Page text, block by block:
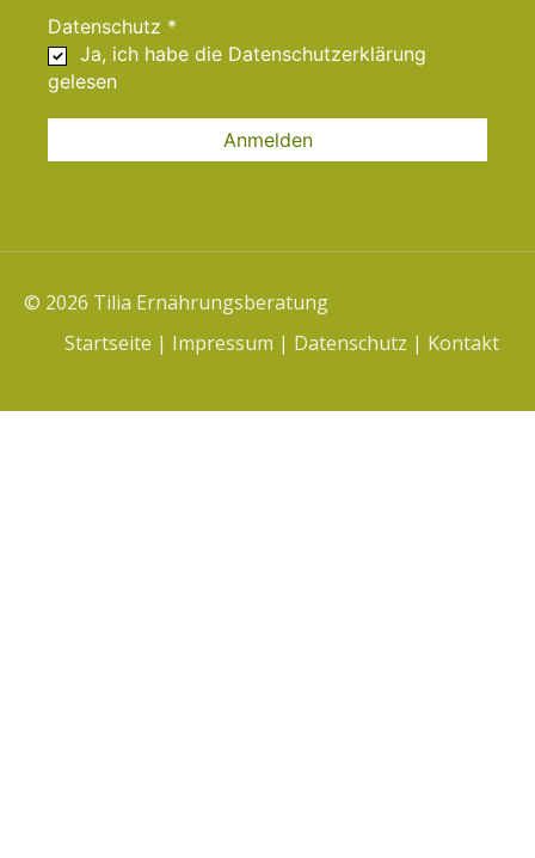
Datenschutz *
Ja, ich habe die Datenschutzerklärung
gelesen
© 2026 Tilia Ernährungsberatung
Startseite | Impressum | Datenschutz | Kontakt